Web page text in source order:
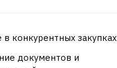
в конкурентных закупках
документов и